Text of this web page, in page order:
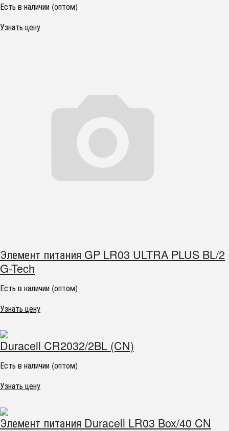
Есть в наличии (оптом)
Узнать цену
Элемент питания GP LR03 ULTRA PLUS BL/2
G-Tech
Есть в наличии (оптом)
Узнать цену
Duracell CR2032/2BL (CN)
Есть в наличии (оптом)
Узнать цену
Элемент питания Duracell LR03 Box/40 CN